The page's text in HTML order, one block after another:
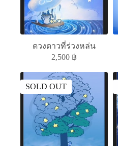
ดวงดาวที่ร่วงหล่น
2,500 ฿
SOLD OUT